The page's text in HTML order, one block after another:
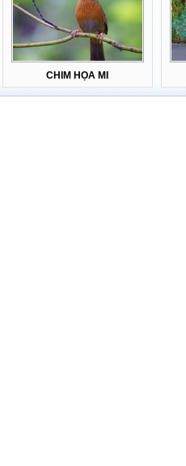
CHIM HỌA MI